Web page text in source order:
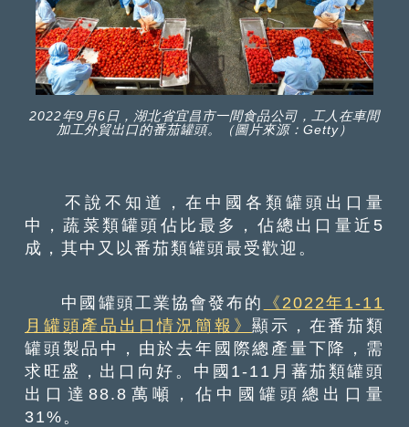
2022年9月6日，湖北省宜昌市一間食品公司，工人在車間
加工外貿出口的番茄罐頭。（圖片來源：Getty）
不說不知道，在中國各類罐頭出口量
中，蔬菜類罐頭佔比最多，佔總出口量近5
成，其中又以番茄類罐頭最受歡迎。
中國罐頭工業協會發布的
《2022年1-11
月罐頭產品出口情況簡報》顯示，在番茄類
罐頭製品中，由於去年國際總產量下降，需
求旺盛，出口向好。中國1-11月蕃茄類罐頭
出口達88.8萬噸，佔中國罐頭總出口量
31%。